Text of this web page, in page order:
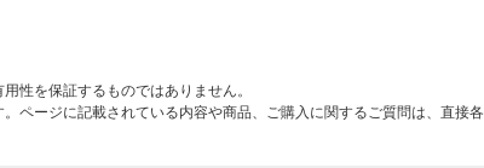
性を保証するものではありません。
ージに記載されている内容や商品、ご購入に関するご質問は、直接